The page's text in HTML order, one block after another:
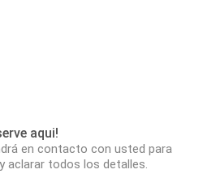
aqui!
en contacto con usted para
aclarar todos los detalles.